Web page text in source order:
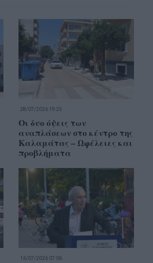
28/07/2026 19:25
Οι δυο όψεις των
αναπλάσεων στο κέντρο της
Καλαμάτας – Ωφέλειες και
προβλήματα
16/07/2026 07:06